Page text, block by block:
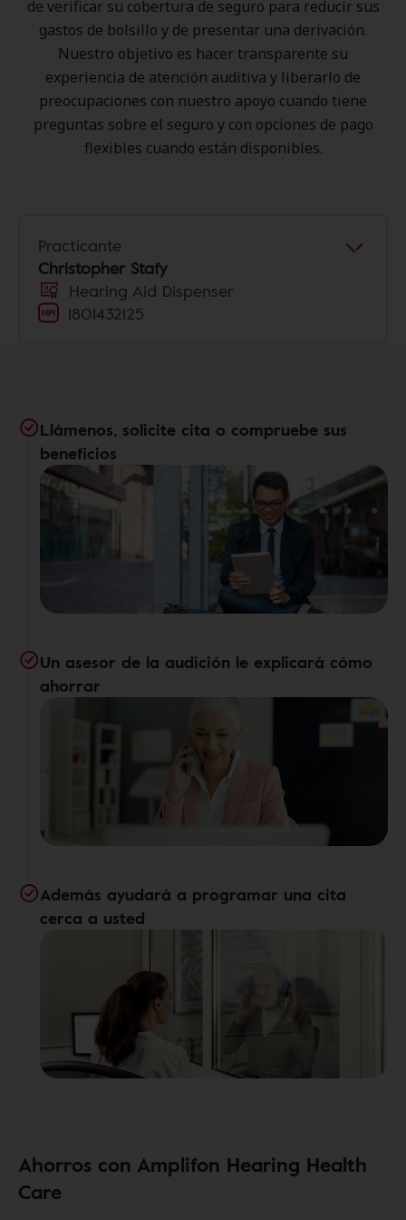
de verificar su cobertura de seguro para reducir sus
gastos de bolsillo y de presentar una derivación.
Nuestro objetivo es hacer transparente su
experiencia de atención auditiva y liberarlo de
preocupaciones con nuestro apoyo cuando tiene
preguntas sobre el seguro y con opciones de pago
flexibles cuando están disponibles.
Practicante
Christopher Stafy
Hearing Aid Dispenser
1801432125
Llámenos, solicite cita o compruebe sus
beneficios
Un asesor de la audición le explicará cómo
ahorrar
Además ayudará a programar una cita
cerca a usted
Ahorros con Amplifon Hearing Health
Care